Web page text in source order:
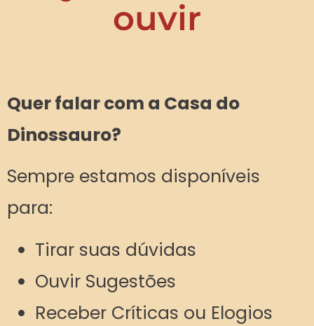
ouvir
Quer falar com a Casa do
Dinossauro?
Sempre estamos disponíveis
para:
Tirar suas dúvidas
Ouvir Sugestões
Receber Críticas ou Elogios